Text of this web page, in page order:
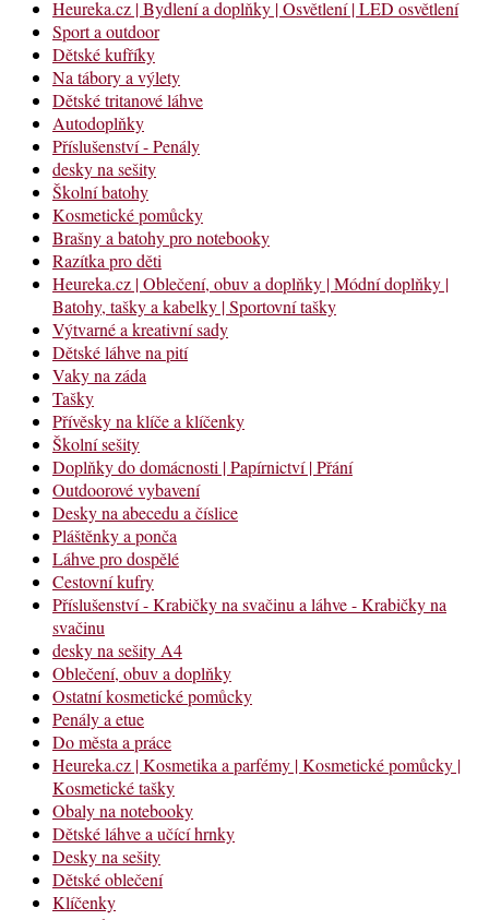
Heureka.cz | Bydlení a doplňky | Osvětlení | LED osvětlení
Sport a outdoor
Dětské kufříky
Na tábory a výlety
Dětské tritanové láhve
Autodoplňky
Příslušenství - Penály
desky na sešity
Školní batohy
Kosmetické pomůcky
Brašny a batohy pro notebooky
Razítka pro děti
Heureka.cz | Oblečení, obuv a doplňky | Módní doplňky |
Batohy, tašky a kabelky | Sportovní tašky
Výtvarné a kreativní sady
Dětské láhve na pití
Vaky na záda
Tašky
Přívěsky na klíče a klíčenky
Školní sešity
Doplňky do domácnosti | Papírnictví | Přání
Outdoorové vybavení
Desky na abecedu a číslice
Pláštěnky a ponča
Láhve pro dospělé
Cestovní kufry
Příslušenství - Krabičky na svačinu a láhve - Krabičky na
svačinu
desky na sešity A4
Oblečení, obuv a doplňky
Ostatní kosmetické pomůcky
Penály a etue
Do města a práce
Heureka.cz | Kosmetika a parfémy | Kosmetické pomůcky |
Kosmetické tašky
Obaly na notebooky
Dětské láhve a učící hrnky
Desky na sešity
Dětské oblečení
Klíčenky